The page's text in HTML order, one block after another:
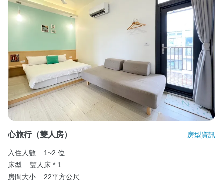
心旅行（雙人房） 房型資訊
入住人數 :
1~2 位
床型 : 雙人床 * 1
房間大小 : 22平方公尺